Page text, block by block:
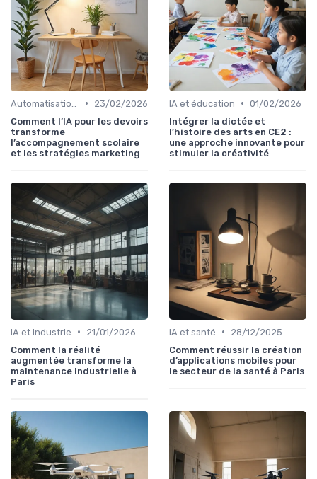
•
23/02/2026
Comment l’IA pour les devoirs
transforme
l’accompagnement scolaire
et les stratégies marketing
IA et éducation • 01/02/2026
Intégrer la dictée et
l’histoire des arts en CE2 :
une approche innovante pour
stimuler la créativité
IA et industrie •
21/01/2026
Comment la réalité
augmentée transforme la
maintenance industrielle à
Paris
IA et santé •
28/12/2025
Comment réussir la création
d’applications mobiles pour
le secteur de la santé à Paris